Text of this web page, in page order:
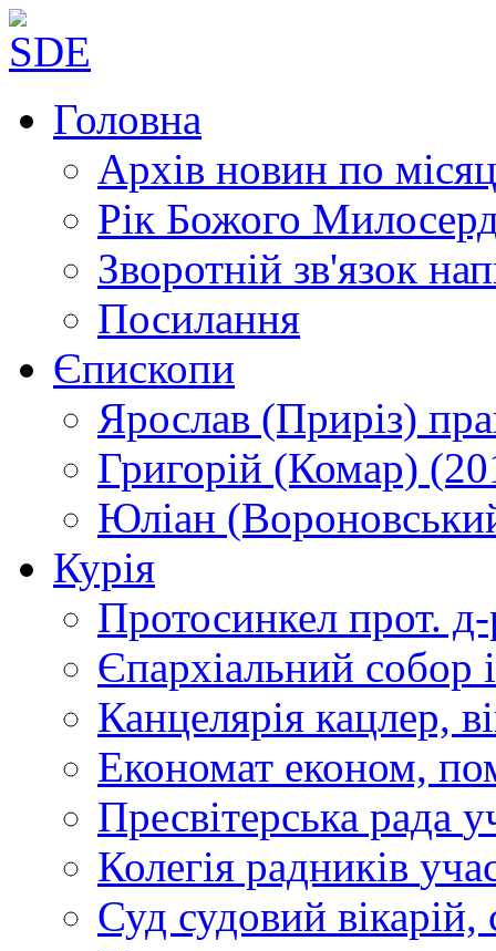
Головна
Архів новин по
Рік Божого
Зворотній зв'язок
Посилання
Єпископи
Ярослав (Приріз)
Григорій (Комар)
Юліан
Курія
Протосинкел прот.
Єпархіальний собор
Канцелярія кацлер,
Економат економ,
Пресвітерська рада
Колегія радників
Суд судовий вікарій,